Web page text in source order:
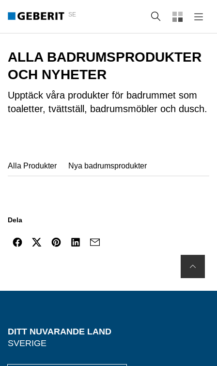
SE Sök
ALLA BADRUMSPRODUKTER
OCH NYHETER
Upptäck våra produkter för badrummet som
toaletter, tvättställ, badrumsmöbler och dusch.
Alla Produkter Nya badrumsprodukter
Dela
DITT NUVARANDE LAND
SVERIGE